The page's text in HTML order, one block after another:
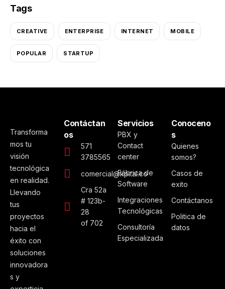
Tags
CREATIVE ENTERPRISE INTERNET MOBILE
POPULAR STARTUP
Transforma
mos tu
visión
tecnológica
en realidad.
Llevando
tus
proyectos
hacia el
éxito con
soluciones
innovadora
s y
Contáctan
os
571
3785565
comercial@kpital.co
Cra 52a
# 123b-
28
of 702
Servicios
PBX y
Contact
center
Fábrica de
Software
Integraciones
Tecnológicas
Consultoría
Especializada
Conoceno
s
Quienes
somos?
Casos de
exito
Contáctanos
Politica de
datos